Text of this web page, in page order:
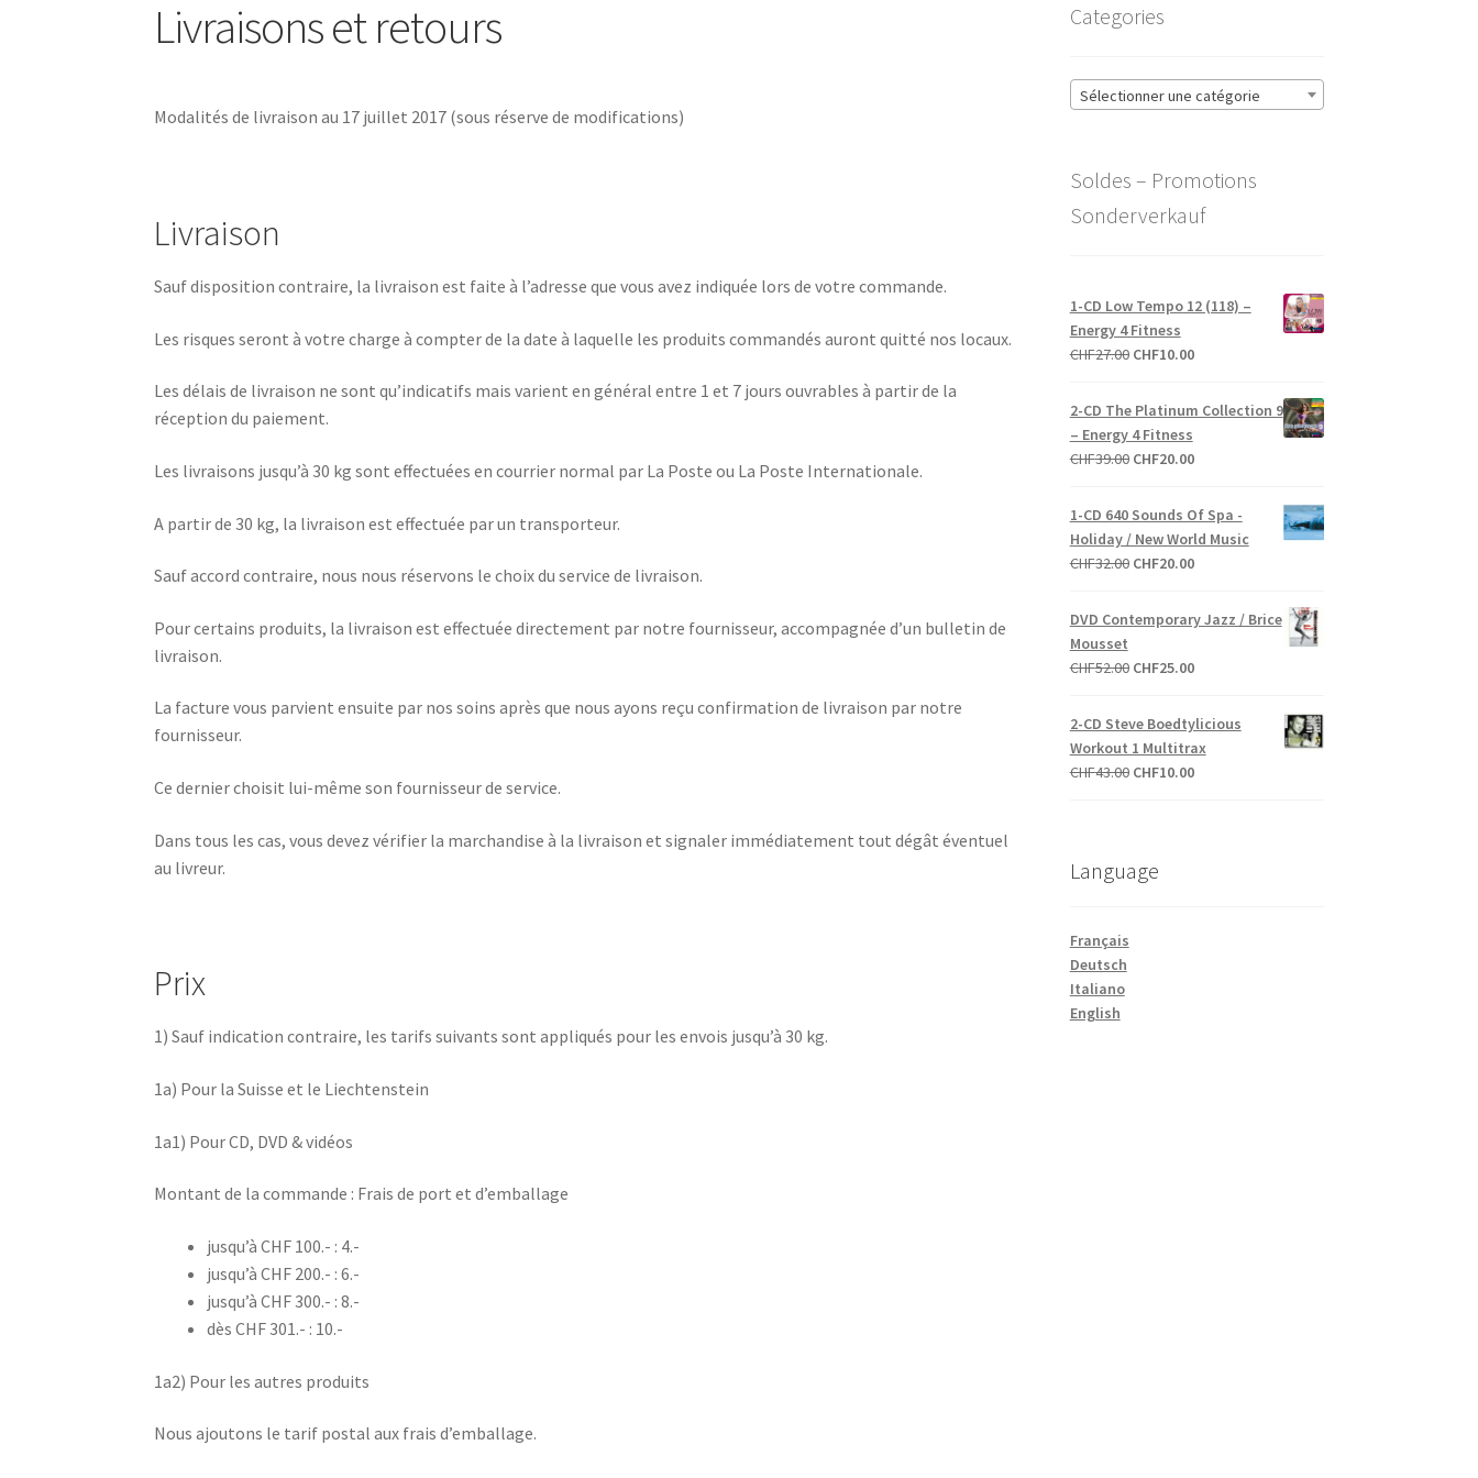
Livraisons et retours
Modalités de livraison au 17 juillet 2017 (sous réserve de modifications)
Livraison
Sauf disposition contraire, la livraison est faite à l’adresse que vous avez indiquée lors de votre commande.
Les risques seront à votre charge à compter de la date à laquelle les produits commandés auront quitté nos locaux.
Les délais de livraison ne sont qu’indicatifs mais varient en général entre 1 et 7 jours ouvrables à partir de la
réception du paiement.
Les livraisons jusqu’à 30 kg sont effectuées en courrier normal par La Poste ou La Poste Internationale.
A partir de 30 kg, la livraison est effectuée par un transporteur.
Sauf accord contraire, nous nous réservons le choix du service de livraison.
Pour certains produits, la livraison est effectuée directement par notre fournisseur, accompagnée d’un bulletin de
livraison.
La facture vous parvient ensuite par nos soins après que nous ayons reçu confirmation de livraison par notre
fournisseur.
Ce dernier choisit lui-même son fournisseur de service.
Dans tous les cas, vous devez vérifier la marchandise à la livraison et signaler immédiatement tout dégât éventuel
au livreur.
Prix
1) Sauf indication contraire, les tarifs suivants sont appliqués pour les envois jusqu’à 30 kg.
1a) Pour la Suisse et le Liechtenstein
1a1) Pour CD, DVD & vidéos
Montant de la commande : Frais de port et d’emballage
jusqu’à CHF 100.- : 4.-
jusqu’à CHF 200.- : 6.-
jusqu’à CHF 300.- : 8.-
dès CHF 301.- : 10.-
1a2) Pour les autres produits
Nous ajoutons le tarif postal aux frais d’emballage.
Categories
Sélectionner une catégorie
Soldes – Promotions
Sonderverkauf
1-CD Low Tempo 12 (118) –
Energy 4 Fitness
CHF27.00 Le
initial
était :
CHF27.00.
CHF10.00Le
actuel
CHF10.00.
2-CD The Platinum Collection 9
– Energy 4 Fitness
CHF39.00 Le
initial
était :
CHF39.00.
CHF20.00Le
actuel
est :
CHF20.00.
1-CD 640 Sounds Of Spa -
Holiday / New World Music
CHF32.00 Le
initial
était :
CHF32.00.
CHF20.00Le
actuel
est :
CHF20.00.
DVD Contemporary Jazz / Brice
Mousset
CHF52.00 Le
initial
était :
CHF52.00.
CHF25.00Le
actuel
CHF25.00.
2-CD Steve Boedtylicious
Workout 1 Multitrax
CHF43.00 Le
CHF43.00.
CHF10.00Le
Language
Français
Deutsch
Italiano
English